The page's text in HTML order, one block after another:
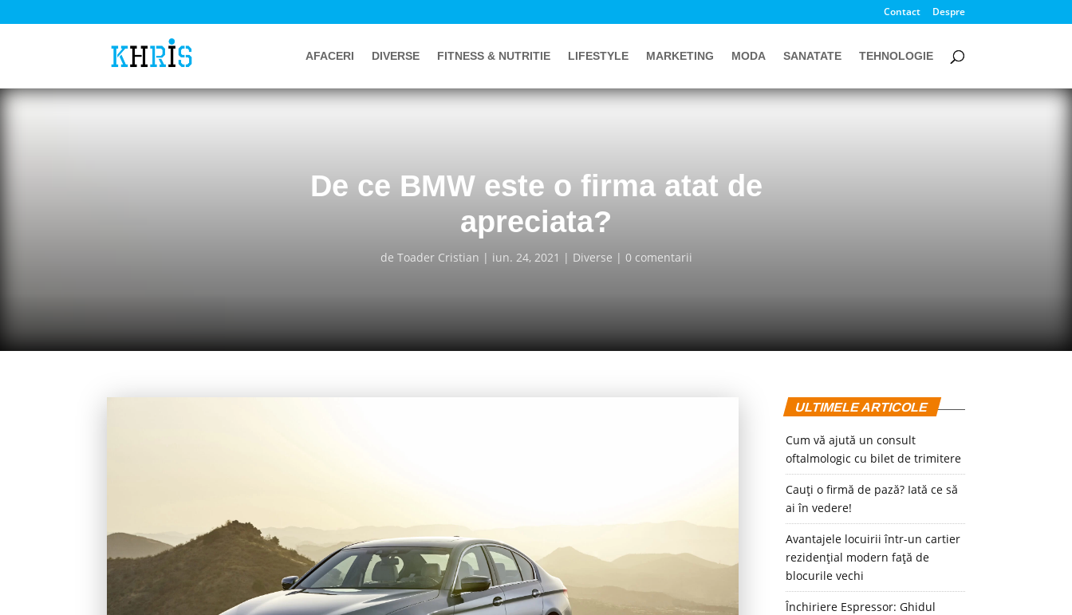
Contact Despre
AFACERI DIVERSE FITNESS & NUTRITIE LIFESTYLE MARKETING MODA SANATATE TEHNOLOGIE
De ce BMW este o firma atat de
apreciata?
de Toader Cristian iun. 24, 2021 Diverse 0 comentarii
ULTIMELE ARTICOLE
Cum vă ajută un consult
oftalmologic cu bilet de trimitere
Cauți o firmă de pază? Iată ce să
ai în vedere!
Avantajele locuirii într-un cartier
rezidențial modern față de
blocurile vechi
Închiriere Espressor: Ghidul